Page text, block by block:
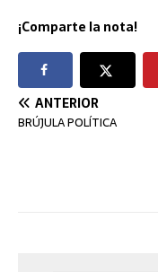
¡Comparte la nota!
ANTERIOR
BRÚJULA POLÍTICA